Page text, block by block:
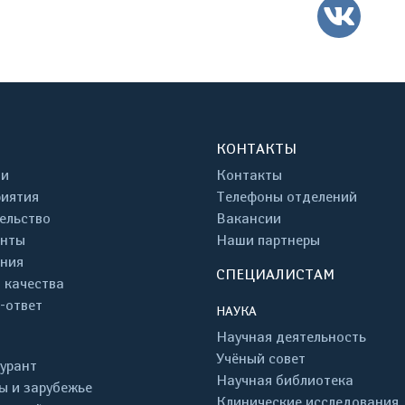
и зарубежье
КОНТАКТЫ
Контакты
Телефоны отделений
Вакансии
Наши партнеры
СПЕЦИАЛИСТАМ
НАУКА
Научная деятельность
Учёный совет
Научная библиотека